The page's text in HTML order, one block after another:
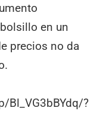
en un
precios no da
Bl_VG3bBYdq/?